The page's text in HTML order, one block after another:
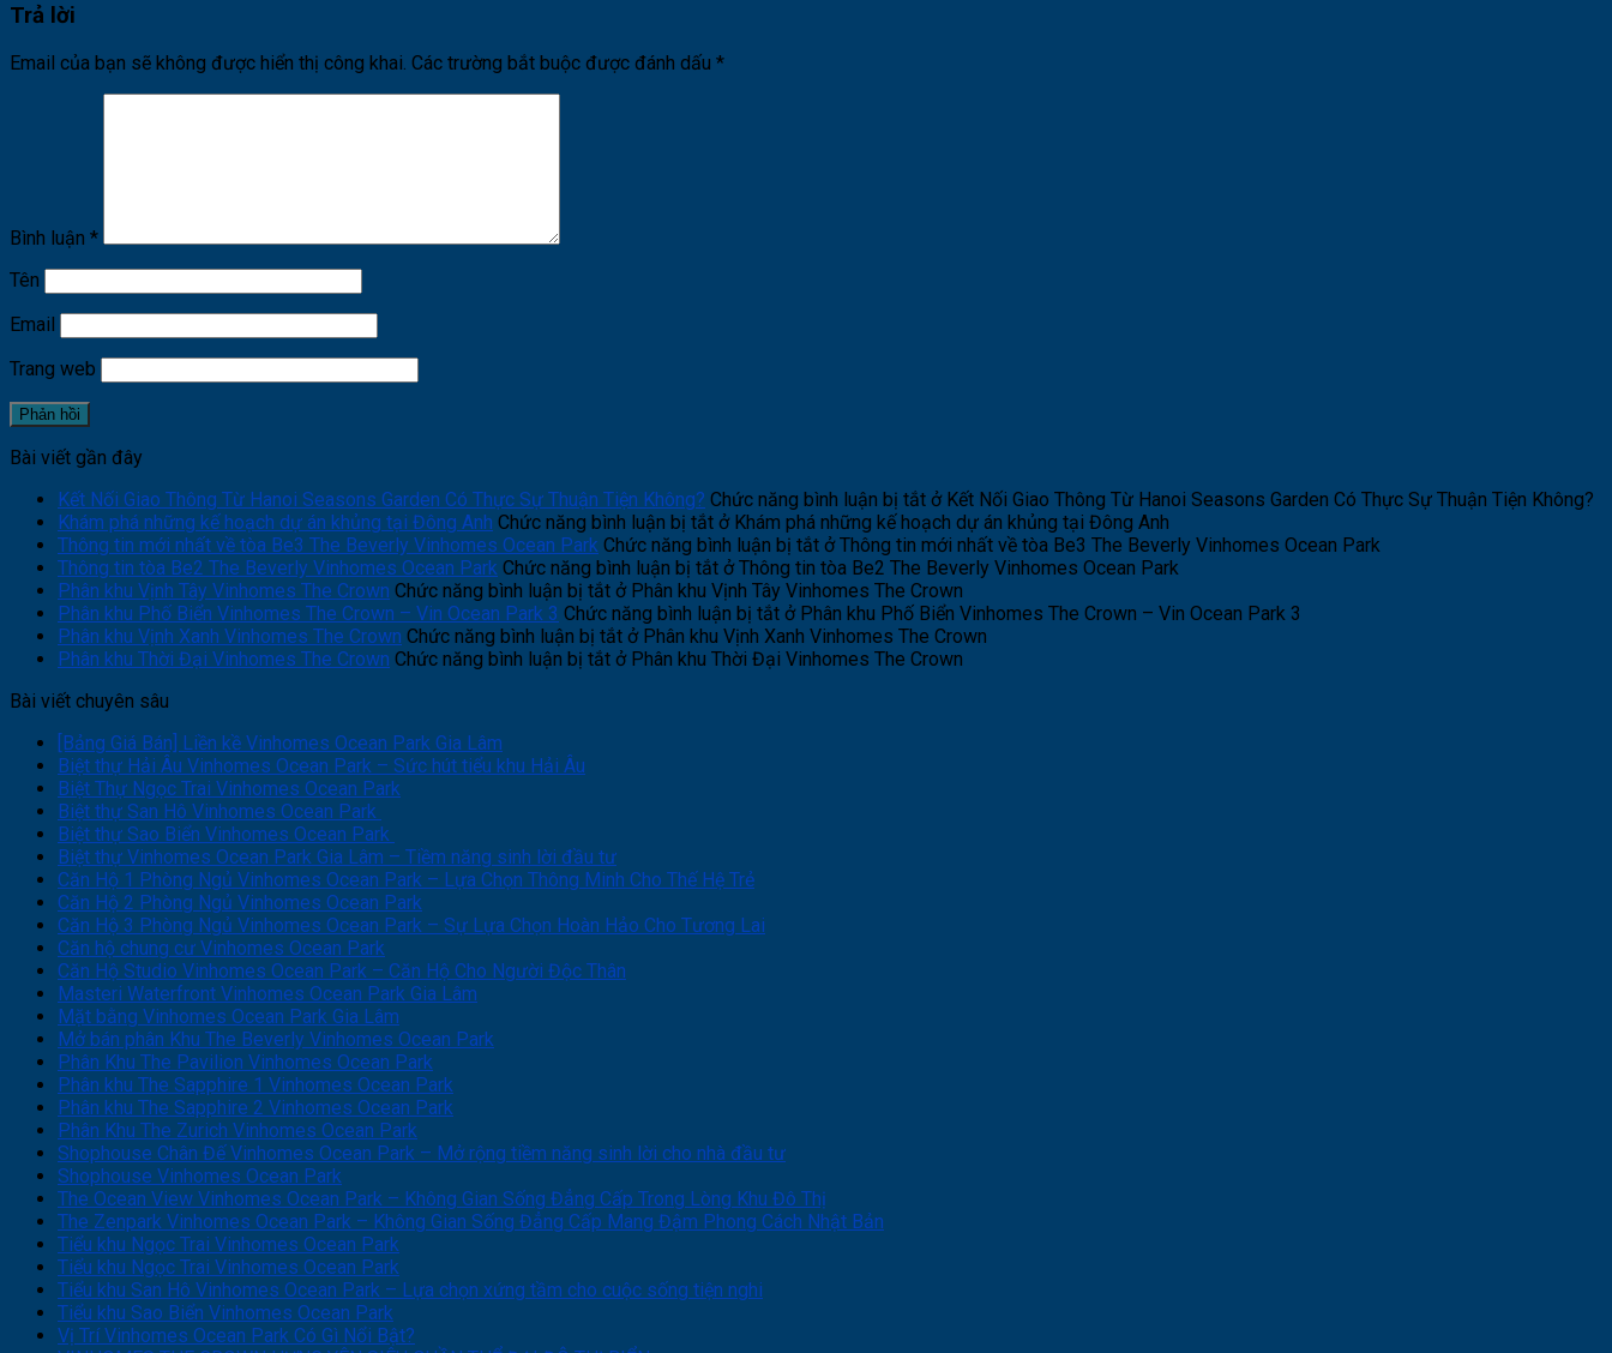
Trả lời
Email của bạn sẽ không được hiển thị công khai. Các trường bắt buộc được đánh dấu *
Bình luận *
Tên
Email
Trang web
Bài viết gần đây
Kết Nối Giao Thông Từ Hanoi Seasons Garden Có Thực Sự Thuận Tiện Không? Chức năng bình luận bị tắt ở Kết Nối Giao Thông Từ Hanoi Seasons Garden Có Thực Sự Thuận Tiện Không?
Khám phá những kế hoạch dự án khủng tại Đông Anh Chức năng bình luận bị tắt ở Khám phá những kế hoạch dự án khủng tại Đông Anh
Thông tin mới nhất về tòa Be3 The Beverly Vinhomes Ocean Park Chức năng bình luận bị tắt ở Thông tin mới nhất về tòa Be3 The Beverly Vinhomes Ocean Park
Thông tin tòa Be2 The Beverly Vinhomes Ocean Park Chức năng bình luận bị tắt ở Thông tin tòa Be2 The Beverly Vinhomes Ocean Park
Phân khu Vịnh Tây Vinhomes The Crown Chức năng bình luận bị tắt ở Phân khu Vịnh Tây Vinhomes The Crown
Phân khu Phố Biển Vinhomes The Crown – Vin Ocean Park 3 Chức năng bình luận bị tắt ở Phân khu Phố Biển Vinhomes The Crown – Vin Ocean Park 3
Phân khu Vịnh Xanh Vinhomes The Crown Chức năng bình luận bị tắt ở Phân khu Vịnh Xanh Vinhomes The Crown
Phân khu Thời Đại Vinhomes The Crown Chức năng bình luận bị tắt ở Phân khu Thời Đại Vinhomes The Crown
Bài viết chuyên sâu
[Bảng Giá Bán] Liền kề Vinhomes Ocean Park Gia Lâm
Biệt thự Hải Âu Vinhomes Ocean Park – Sức hút tiểu khu Hải Âu
Biệt Thự Ngọc Trai Vinhomes Ocean Park
Biệt thự San Hô Vinhomes Ocean Park
Biệt thự Sao Biển Vinhomes Ocean Park
Biệt thự Vinhomes Ocean Park Gia Lâm – Tiềm năng sinh lời đầu tư
Căn Hộ 1 Phòng Ngủ Vinhomes Ocean Park – Lựa Chọn Thông Minh Cho Thế Hệ Trẻ
Căn Hộ 2 Phòng Ngủ Vinhomes Ocean Park
Căn Hộ 3 Phòng Ngủ Vinhomes Ocean Park – Sự Lựa Chọn Hoàn Hảo Cho Tương Lai
Căn hộ chung cư Vinhomes Ocean Park
Căn Hộ Studio Vinhomes Ocean Park – Căn Hộ Cho Người Độc Thân
Masteri Waterfront Vinhomes Ocean Park Gia Lâm
Mặt bằng Vinhomes Ocean Park Gia Lâm
Mở bán phân Khu The Beverly Vinhomes Ocean Park
Phân Khu The Pavilion Vinhomes Ocean Park
Phân khu The Sapphire 1 Vinhomes Ocean Park
Phân khu The Sapphire 2 Vinhomes Ocean Park
Phân Khu The Zurich Vinhomes Ocean Park
Shophouse Chân Đế Vinhomes Ocean Park – Mở rộng tiềm năng sinh lời cho nhà đầu tư
Shophouse Vinhomes Ocean Park
The Ocean View Vinhomes Ocean Park – Không Gian Sống Đẳng Cấp Trong Lòng Khu Đô Thị
The Zenpark Vinhomes Ocean Park – Không Gian Sống Đẳng Cấp Mang Đậm Phong Cách Nhật Bản
Tiểu khu Ngọc Trai Vinhomes Ocean Park
Tiểu khu Ngọc Trai Vinhomes Ocean Park
Tiểu khu San Hô Vinhomes Ocean Park – Lựa chọn xứng tầm cho cuộc sống tiện nghi
Tiểu khu Sao Biển Vinhomes Ocean Park
Vị Trí Vinhomes Ocean Park Có Gì Nổi Bật?